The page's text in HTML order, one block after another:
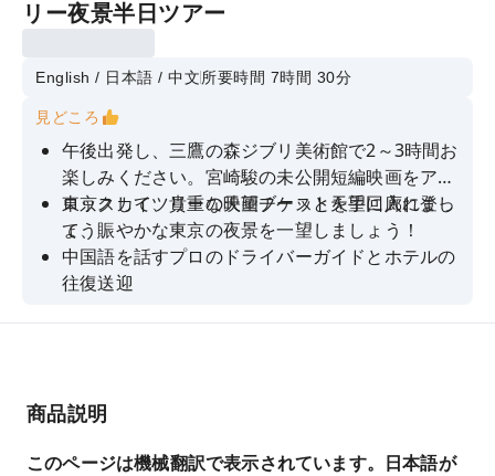
リー夜景半日ツアー
English / 日本語 / 中文所要時間 7時間 30分
見どころ
午後出発し、三鷹の森ジブリ美術館で2～3時間お
楽しみください。宮崎駿の未公開短編映画をアン
ロックして、貴重な映画チケットを手に入れまし
ょう
東京スカイツリーの天望ブースと天望回廊に登っ
て、賑やかな東京の夜景を一望しましょう！
中国語を話すプロのドライバーガイドとホテルの
往復送迎
商品説明
このページは機械翻訳で表示されています。日本語が